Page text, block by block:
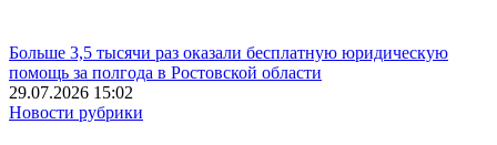
Больше 3,5 тысячи раз оказали бесплатную юридическую
помощь за полгода в Ростовской области
29.07.2026 15:02
Новости рубрики